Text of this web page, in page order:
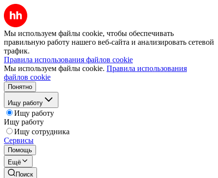
Мы используем файлы cookie, чтобы обеспечивать
правильную работу нашего веб-сайта и анализировать сетевой
трафик.
Правила использования файлов cookie
Мы используем файлы cookie. Правила использования
файлов cookie
Понятно
Ищу работу
Ищу работу
Ищу работу
Ищу сотрудника
Сервисы
Помощь
Ещё
Поиск